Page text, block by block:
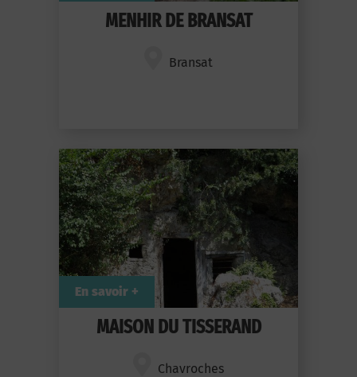
MENHIR DE BRANSAT
Bransat
MAISON DU TISSERAND
Chavroches
En savoir +